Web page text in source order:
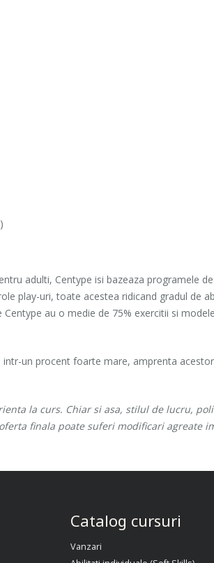
adulti, Centype isi bazeaza programele
play-uri, toate acestea ridicand gradul de
au o medie de 75% exercitii si
un procent foarte mare, amprenta
la curs. Chiar si asa, stilul de lucru,
finala poate suferi modificari agreate
Catalog cursuri
Vanzari